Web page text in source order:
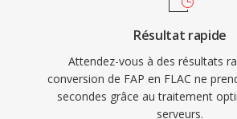
aucun brevet ni redevance,
frictions juridiques pour les
fabricants de matériel.
Résultat rapide
Attendez-vous à des résultats
conversion de FAP en FLAC ne
secondes grâce au traitement
serveurs.